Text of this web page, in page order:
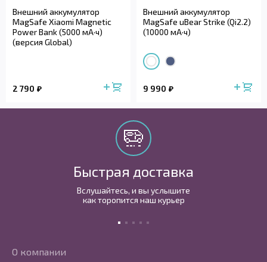
Внешний аккумулятор
MagSafe Xiaomi Magnetic
Power Bank (5000 мА·ч)
(версия Global)
2 790
Внешний аккумулятор
MagSafe uBear Strike (Qi2.2)
(10000 мА·ч)
9 990
Быстрая доставка
Вслушайтесь, и вы услышите
как торопится наш курьер
О компании